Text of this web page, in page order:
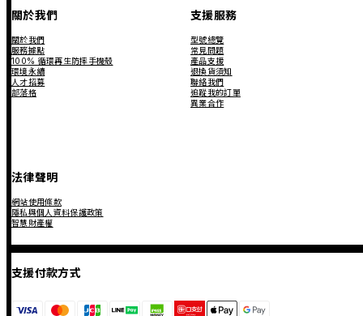
關於我們
關於我們
服務據點
100% 循環再生防摔手機殼
環境永續
人才招募
部落格
支援服務
型號總覽
常見問題
產品支援
退換貨須知
聯絡我們
追蹤我的訂單
異業合作
法律聲明
網站使用條款
隱私與個人資料保護政策
智慧財產權
支援付款方式